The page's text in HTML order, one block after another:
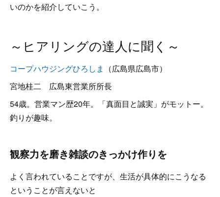
いのかを紹介していこう。
～ヒアリングの達人に聞く～
コープハウジングひろしま
（広島県広島市）
宮地桂二 広島東営業所所長
54歳。営業マン歴20年。「真面目と誠実」がモットー。
釣りが趣味。
観察力を磨き雑談のきっかけ作りを
よく言われていることですが、生活が具体的にこうなる
ということが言えないと